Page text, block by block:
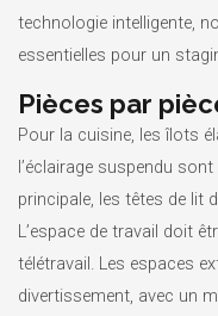
technologie intelligente,
essentielles pour un
Pièces par
Pour la cuisine, les îlots
l’éclairage suspendu
principale, les têtes de lit
L’espace de travail doit
télétravail. Les espaces
divertissement, avec un